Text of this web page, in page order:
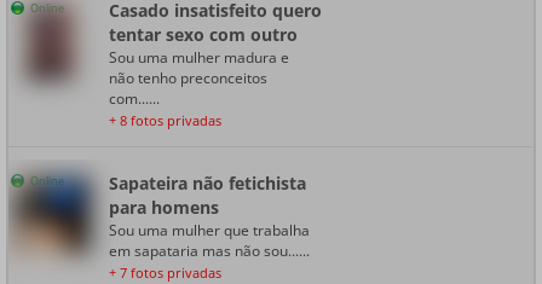
Online
Casado insatisfeito quero
tentar sexo com outro
Sou uma mulher madura e
não tenho preconceitos
com......
+ 8 fotos privadas
Online
Sapateira não fetichista
para homens
Sou uma mulher que trabalha
em sapataria mas não sou......
+ 7 fotos privadas